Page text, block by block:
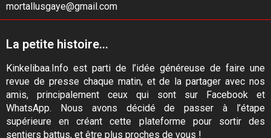
mortallusgaye@gmail.com
La petite histoire...
Kinkelibaa.Info est parti de l’idée généreuse de faire une
revue de presse chaque matin, et de la partager avec nos
amis, principalement ceux qui sont sur Facebook et
WhatsApp. Nous avons décidé de passer à l’étape
supérieure en créant cette plateforme pour sortir des
sentiers battus, et être plus proches de vous !